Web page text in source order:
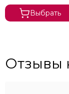
Выбрать
Отзывы